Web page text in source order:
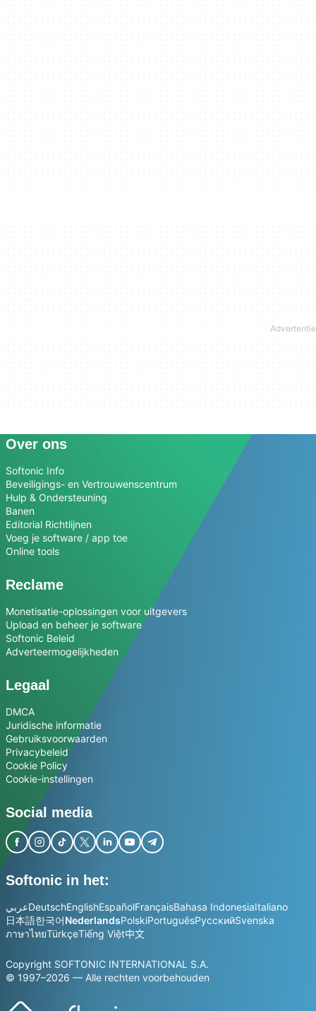
Over ons
Softonic Info
Beveiligings- en Vertrouwenscentrum
Hulp & Ondersteuning
Banen
Editorial Richtlijnen
Voeg je software / app toe
Online tools
Reclame
Monetisatie-oplossingen voor uitgevers
Upload en beheer je software
Softonic Beleid
Adverteermogelijkheden
Legaal
DMCA
Juridische informatie
Gebruiksvoorwaarden
Privacybeleid
Cookie Policy
Cookie-instellingen
Social media
Softonic in het:
عربيDeutschEnglishEspañolFrançaisBahasa IndonesiaItaliano
日本語한국어NederlandsPolskiPortuguêsРусскийSvenska
ภาษาไทยTürkçeTiếng Việt中文
Copyright SOFTONIC INTERNATIONAL S.A.
© 1997–2026 — Alle rechten voorbehouden